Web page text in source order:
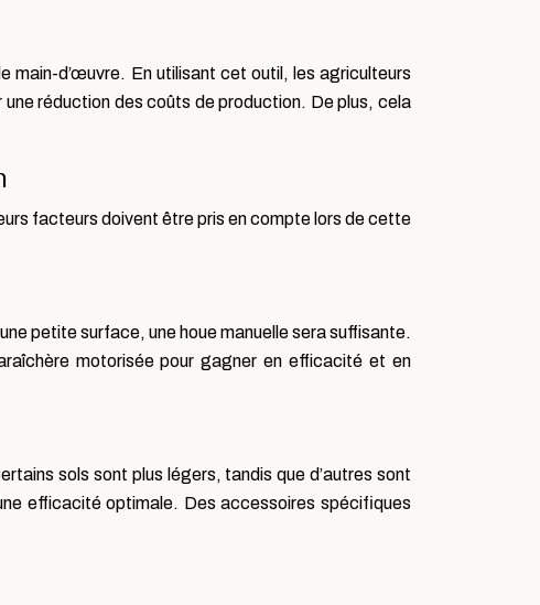
main-d’œuvre. En utilisant cet outil, les agriculteurs
réduction des coûts de production. De plus, cela
facteurs doivent être pris en compte lors de cette
petite surface, une houe manuelle sera suffisante.
motorisée pour gagner en efficacité et en
sols sont plus légers, tandis que d’autres sont
efficacité optimale. Des accessoires spécifiques